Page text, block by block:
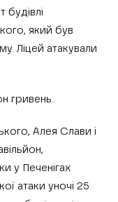
будівлі
який був
Ліцей атакували
гривень.
Алея Слави і
у Печенігах
атаки уночі 25